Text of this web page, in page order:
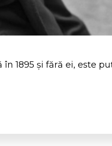
1895 și fără ei, este